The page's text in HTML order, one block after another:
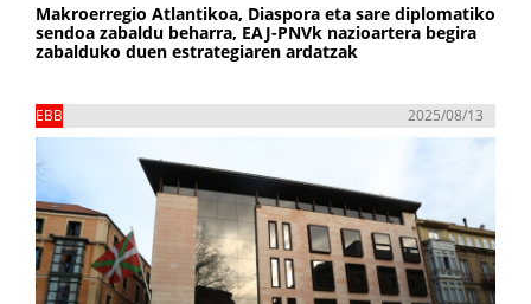
Makroerregio Atlantikoa, Diaspora eta sare diplomatiko
sendoa zabaldu beharra, EAJ-PNVk nazioartera begira
zabalduko duen estrategiaren ardatzak
EBB 2025/08/13